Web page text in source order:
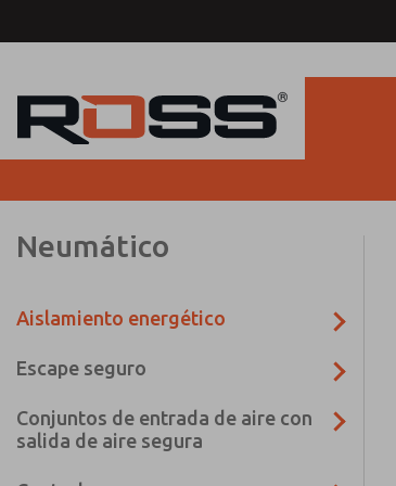
Neumático
Aislamiento energético
Escape seguro
Conjuntos de entrada de aire con
salida de aire segura